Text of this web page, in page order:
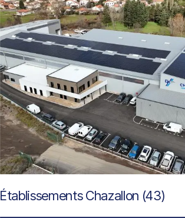
Établissements Chazallon (43)